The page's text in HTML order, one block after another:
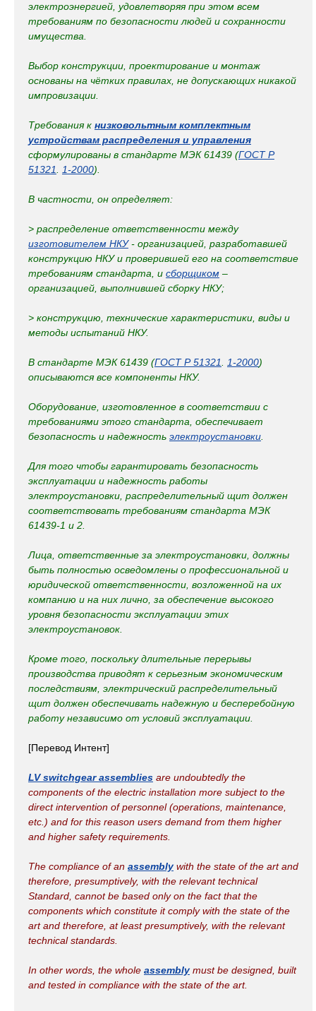
электроэнергией, удовлетворяя при этом всем
требованиям по безопасности людей и сохранности
имущества.
Выбор конструкции, проектирование и монтаж
основаны на чётких правилах, не допускающих никакой
импровизации.
Требования к низковольтным комплектным
устройствам распределения и управления
сформулированы в стандарте МЭК 61439 (ГОСТ Р
51321
1-2000).
В частности, он определяет:
> распределение ответственности между
изготовителем НКУ- организацией, разработавшей
конструкцию НКУ и проверившей его на соответствие
требованиям стандарта, и сборщиком –
организацией, выполнившей сборку НКУ;
> конструкцию, технические характеристики, виды и
методы испытаний НКУ.
В стандарте МЭК 61439 (ГОСТ Р 51321 1-2000)
описываются все компоненты НКУ.
Оборудование, изготовленное в соответствии с
требованиями этого стандарта, обеспечивает
безопасность и надежность электроустановки
Для того чтобы гарантировать безопасность
эксплуатации и надежность работы
электроустановки, распределительный щит должен
соответствовать требованиям стандарта МЭК
61439-1 и 2.
Лица, ответственные за электроустановки, должны
быть полностью осведомлены о профессиональной и
юридической ответственности, возложенной на их
компанию и на них лично, за обеспечение высокого
уровня безопасности эксплуатации этих
электроустановок.
Кроме того, поскольку длительные перерывы
производства приводят к серьезным экономическим
последствиям, электрический распределительный
щит должен обеспечивать надежную и бесперебойную
работу независимо от условий эксплуатации.
[Перевод Интент]
LV switchgear assemblies are undoubtedly the
components of the electric installation more subject to the
direct intervention of personnel (operations, maintenance,
etc.) and for this reason users demand from them higher
and higher safety requirements.
The compliance of an assemblywith the state of the art and
therefore, presumptively, with the relevant technical
Standard, cannot be based only on the fact that the
components which constitute it comply with the state of the
art and therefore, at least presumptively, with the relevant
technical standards.
In other words, the whole assemblymust be designed, built
and tested in compliance with the state of the art.